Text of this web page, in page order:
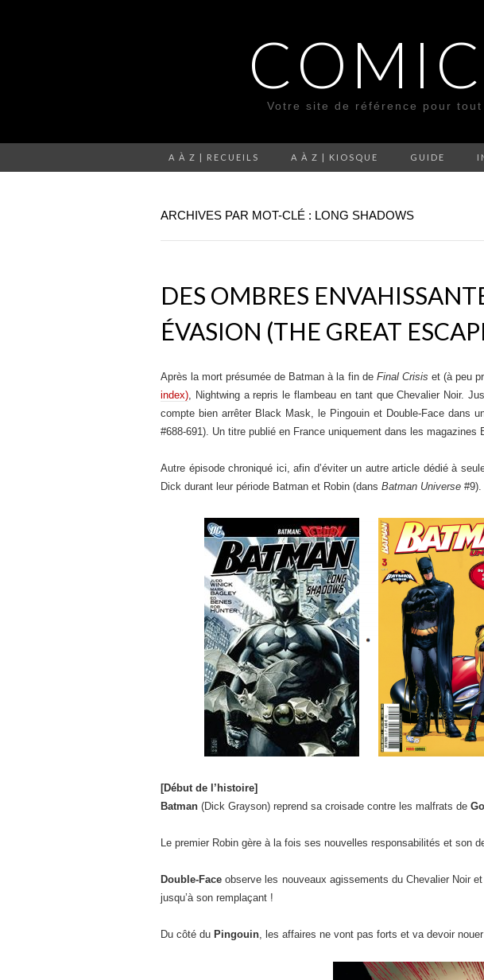
Votre site de référence pour
A À Z | RECUEILS A À Z | KIOSQUE GUIDE
ARCHIVES PAR MOT-CLÉ : LONG SHADOWS
DES OMBRES
ÉVASION (THE GREAT
Après la mort présumée de Batman à la fin de Final Crisis et (à peu
index), Nightwing a repris le flambeau en tant que Chevalier Noir.
compte bien arrêter Black Mask, le Pingouin et Double-Face dans
#688-691). Un titre publié en France uniquement dans les
Autre épisode chroniqué ici, afin d’éviter un autre article dédié à
Dick durant leur période Batman et Robin (dans Batman Universe #9).
[Début de l’histoire]
Batman (Dick Grayson) reprend sa croisade contre les malfrats de
Le premier Robin gère à la fois ses nouvelles responsabilités et son
Double-Face observe les nouveaux agissements du Chevalier Noir
jusqu’à son remplaçant !
Du côté du Pingouin, les affaires ne vont pas forts et va devoir